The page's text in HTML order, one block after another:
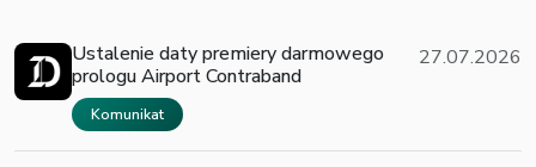
Ustalenie daty premiery darmowego
prologu Airport Contraband
Komunikat
27.07.2026